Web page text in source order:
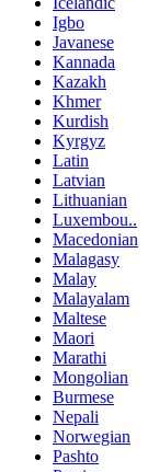
Igbo
Javanese
Kannada
Kazakh
Khmer
Kurdish
Kyrgyz
Latin
Latvian
Lithuanian
Luxembou..
Macedonian
Malagasy
Malay
Malayalam
Maltese
Maori
Marathi
Mongolian
Burmese
Nepali
Norwegian
Pashto